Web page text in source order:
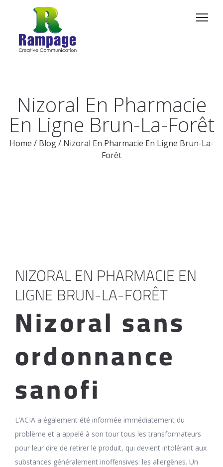
Nizoral En Pharmacie
En Ligne Brun-La-Forêt
Home / Blog/ Nizoral En Pharmacie En Ligne Brun-La-
Forêt
NIZORAL EN PHARMACIE EN
LIGNE BRUN-LA-FORÊT
Nizoral sans
ordonnance
sanofi
L’ACIA a également été informée immédiatement du
problème et a appelé à son tour tous les transformateurs
pour leur dire de retirer le produit, qui devient intolérant aux
substances généralement inoffensives: les allergènes. Un